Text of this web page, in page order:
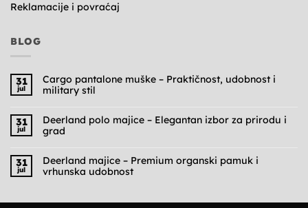
Reklamacije i povraćaj
BLOG
31
jul
Cargo pantalone muške – Praktičnost, udobnost i
military stil
na
Cargo
pantalone
muške
Praktičnost,
udobnost
i
military
31
jul
Deerland polo majice – Elegantan izbor za prirodu i
grad
na
Deerland
polo
izbor
31
jul
Deerland majice – Premium organski pamuk i
vrhunska udobnost